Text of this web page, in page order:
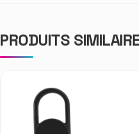
PRODUITS